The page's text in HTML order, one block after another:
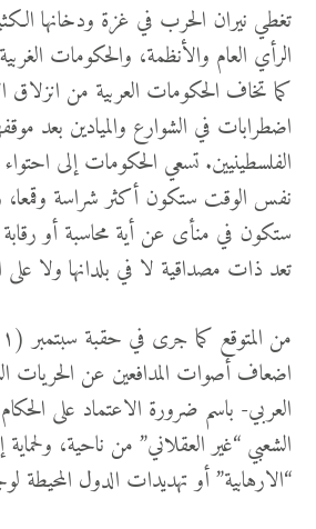
تغطي نيران الحرب في غزة ودخانها
الرأي العام والأنظمة، والحكومات
كما تخاف الحكومات العربية من انزلاق
اضطرابات في الشوارع والميادين بعد
الفلسطينيين. تسعي الحكومات إلى
نفس الوقت ستكون أكثر شراسة
ستكون في منأى عن أية محاسبة أو رقابة
تعد ذات مصداقية لا في بلدانها ولا على
اضعاف أصوات المدافعين عن الحريات
العربي- باسم ضرورة الاعتماد على
الشعبي “غير العقلاني” من ناحية،
“الارهابية” أو تهديدات الدول المحيطة